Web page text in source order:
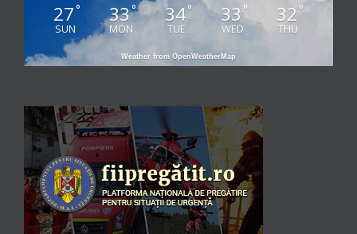
27°
SUN
33°
MON
34°
TUE
33 °
WED
32 °
THU
Weather from OpenWeatherMap